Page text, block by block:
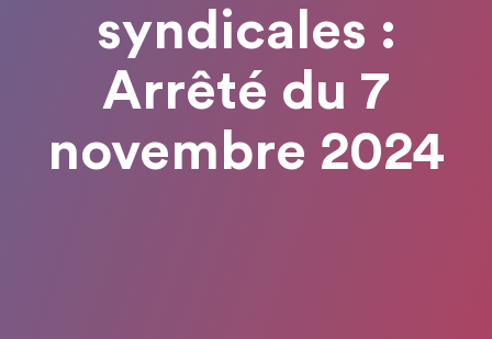
syndicales :
Arrêté du 7
novembre 2024